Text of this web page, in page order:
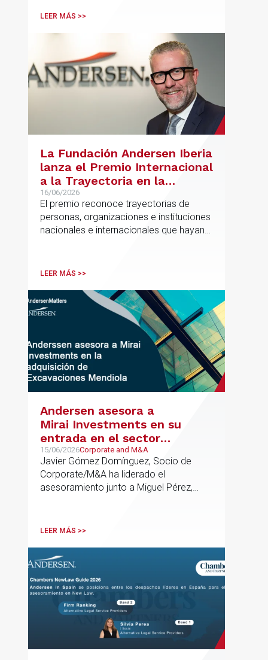
LEER MÁS >>
La Fundación Andersen Iberia
lanza el Premio Internacional
a la Trayectoria en la
Promoción de la Educación
16/06/2026
El premio reconoce trayectorias de
personas, organizaciones e instituciones
nacionales e internacionales que hayan
innovación o la equidad educativa
LEER MÁS >>
Andersen asesora a
Mirai Investments en su
entrada en el sector
medioambiental con la
adquisición de la
vasca Excavaciones
Mendiola
15/06/2026Corporate and M&A
Javier Gómez Domínguez, Socio de
Corporate/M&A ha liderado el
asesoramiento junto a Miguel Pérez,
LEER MÁS >>